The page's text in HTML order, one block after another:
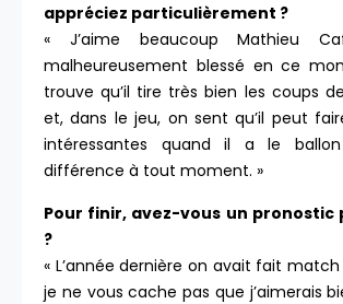
appréciez particulièrement ?
« J’aime beaucoup Mathieu
malheureusement blessé en ce
trouve qu’il tire très bien les coups
et, dans le jeu, on sent qu’il peut
intéressantes quand il a le
différence à tout moment. »
Pour finir, avez-vous un pronostic
?
« L’année dernière on avait fait match
je ne vous cache pas que j’aimerais